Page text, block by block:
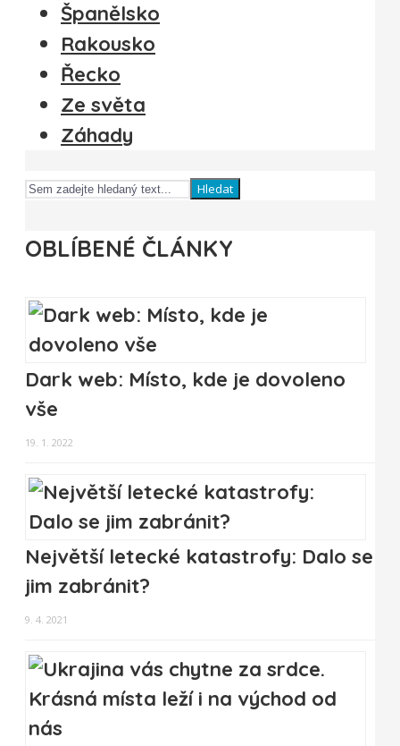
Španělsko
Rakousko
Řecko
Ze světa
Záhady
Hledat
OBLÍBENÉ ČLÁNKY
Dark web: Místo, kde je dovoleno
vše
19. 1. 2022
Největší letecké katastrofy: Dalo se
jim zabránit?
9. 4. 2021